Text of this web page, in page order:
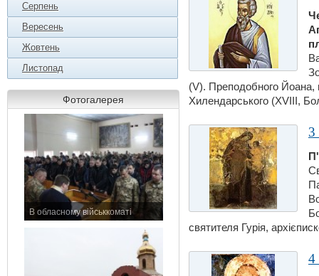
Серпень
Вересень
Жовтень
Листопад
Фотогалерея
В обласному військкоматі
(V). Преподобного Йоана,
Хилендарського (XVIII,
3
святителя Гурiя,
4